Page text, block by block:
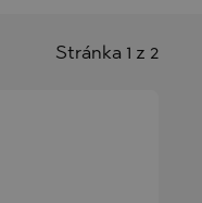
Stránka 1 z 2